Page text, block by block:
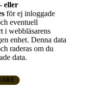
eller
för ej inloggade
eventuell
i webbläsarens
enhet. Denna data
raderas om du
data.